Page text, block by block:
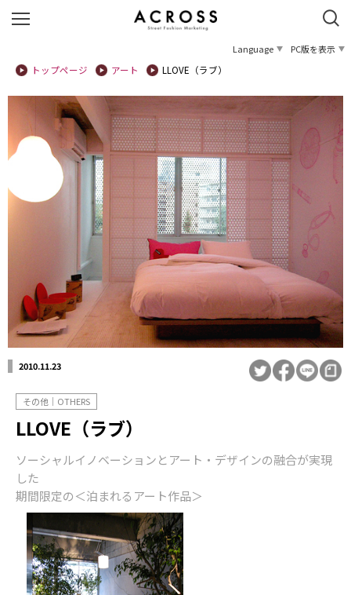
Language
PC版を表示
トップページ
アート LLOVE（ラブ）
2010.11.23
その他｜OTHERS
LLOVE（ラブ）
ソーシャルイノベーションとアート・デザインの融合が実現
した
期間限定の＜泊まれるアート作品＞